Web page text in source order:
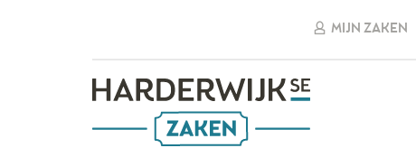
MIJN ZAKEN